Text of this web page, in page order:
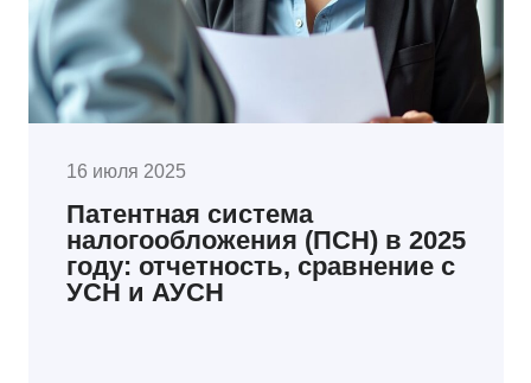
16 июля 2025
Патентная система
налогообложения (ПСН) в 2025
году: отчетность, сравнение с
УСН и АУСН